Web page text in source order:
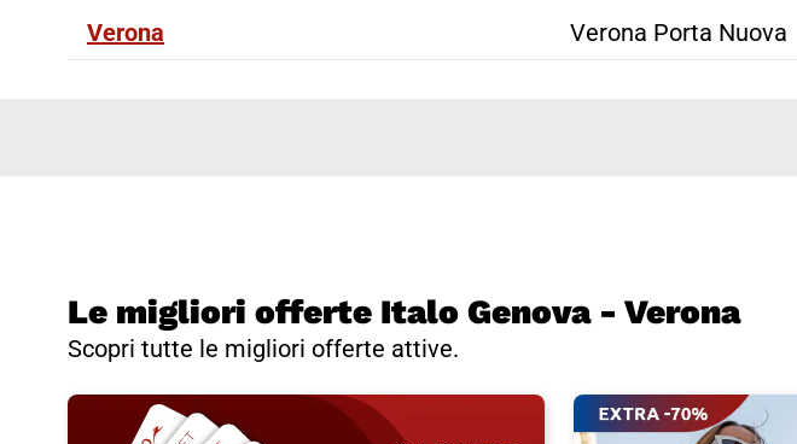
Verona Verona Porta Nuova
Le migliori offerte Italo Genova - Verona
Scopri tutte le migliori offerte attive.